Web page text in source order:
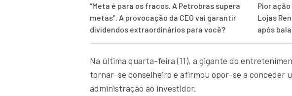
“Meta é para os fracos. A Petrobras supera
metas”. A provocação da CEO vai garantir
dividendos extraordinários para você?
Pior
Lojas
após
Na última quarta-feira (11), a gigante do
tornar-se conselheiro e afirmou opor-se a conceder
administração ao investidor.